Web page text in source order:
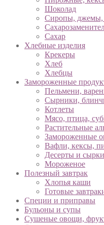
Шоколад
Сиропы, джемы,
Сахар
Хлебные изделия
Крекеры
Хлеб
Хлебцы
Замороженные
Пельмени,
Сырники,
Котлеты
Мясо, птица,
Растительные
Замороженные
Вафли, кексы,
Десерты и сырки
Мороженое
Полезный завтрак
Хлопья каши
Готовые
Специи и приправы
Бульоны и супы
Сушеные овощи,